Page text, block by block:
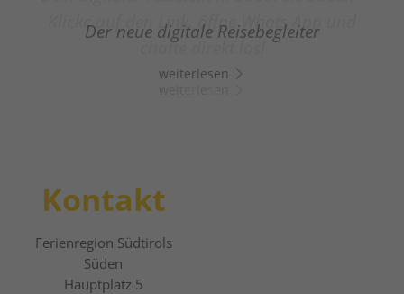
Klicke auf den Link, öffne Whats App und
chatte direkt los!
Der neue digitale Reisebegleiter
weiterlesen
Kontakt
Ferienregion Südtirols
Süden
Hauptplatz 5